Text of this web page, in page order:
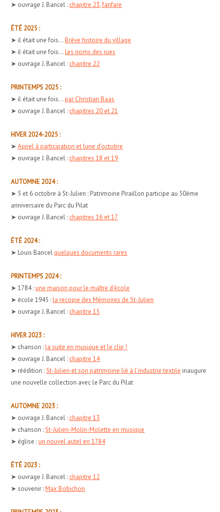
➤ ouvrage J. Bancel : chapitre 23, fanfare
ÉTÉ 2025 :
➤ il était une fois...Brève histoire du village
➤ il était une fois...Les noms des rues
➤ ouvrage J. Bancel : chapitre 22
PRINTEMPS 2025 :
➤ il était une fois...par Christian Baas
➤ ouvrage J. Bancel : chapitres 20 et 21
HIVER 2024-2025 :
➤Appel à participation et lune d'octobre
➤ ouvrage J. Bancel : chapitres 18 et 19
AUTOMNE 2024 :
➤ 5 et 6 octobre à St-Julien : Patrimoine Piraillon participe au 50ème
anniversaire du Parc du Pilat
➤ ouvrage J. Bancel : chapitres 16 et 17
ÉTÉ 2024 :
➤ Louis Bancel quelques documents rares
PRINTEMPS 2024 :
➤ 1784 :une maison pour le maître d'école
➤ école 1945 :la recopie des Mémoires de St-Julien
➤ ouvrage J. Bancel : chapitre 15
HIVER 2023 :
➤ chanson :la suite en musique et le clip !
➤ ouvrage J. Bancel : chapitre 14
➤ réédition :St-Julien et son patrimoine lié à l'industrie textile inaugure
une nouvelle collection avec le Parc du Pilat
AUTOMNE 2023 :
➤ ouvrage J. Bancel : chapitre 13
➤ chanson :St-Julien-Molin-Molette en musique
➤ église :un nouvel autel en 1784
ÉTÉ 2023 :
➤ ouvrage J. Bancel : chapitre 12
➤ souvenir :Max Bobichon